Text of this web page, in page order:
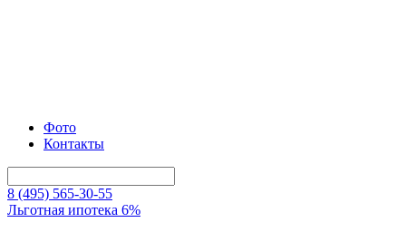
Фото
Контакты
8 (495) 565-30-55
Льготная ипотека 6%